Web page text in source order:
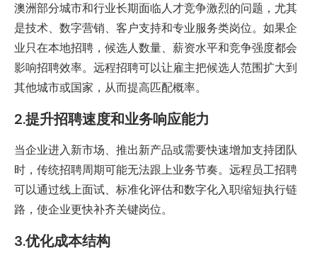
澳洲部分城市和行业长期面临人才竞争激烈的问题，尤其
是技术、数字营销、客户支持和专业服务类岗位。如果企
业只在本地招聘，候选人数量、薪资水平和竞争强度都会
影响招聘效率。远程招聘可以让雇主把候选人范围扩大到
其他城市或国家，从而提高匹配概率。
2.提升招聘速度和业务响应能力
当企业进入新市场、推出新产品或需要快速增加支持团队
时，传统招聘周期可能无法跟上业务节奏。远程员工招聘
可以通过线上面试、标准化评估和数字化入职缩短执行链
路，使企业更快补齐关键岗位。
3.优化成本结构